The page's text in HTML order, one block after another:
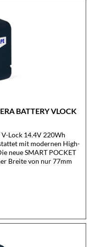
BATTERY VLOCK
Lock 14.4V 220Wh
mit modernen High-
neue SMART POCKET
Breite von nur 77mm